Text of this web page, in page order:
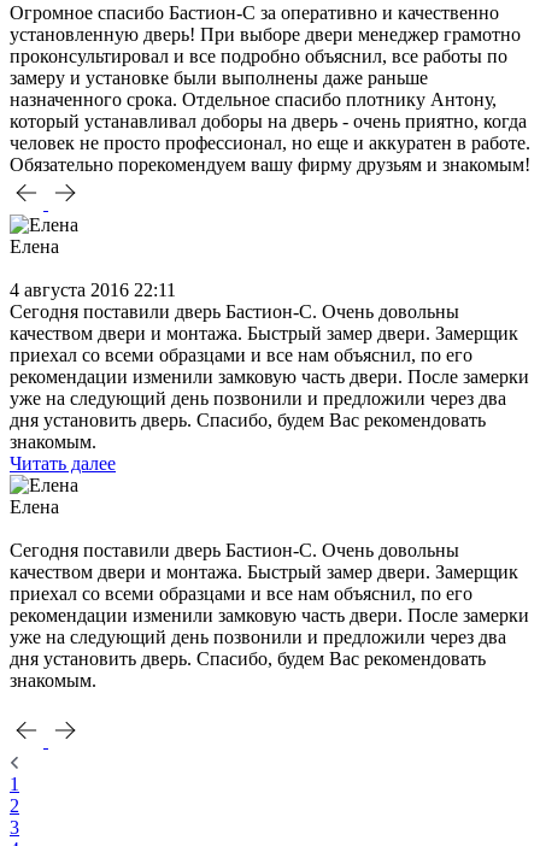
Огромное спасибо Бастион-С за оперативно и качественно
установленную дверь! При выборе двери менеджер грамотно
проконсультировал и все подробно объяснил, все работы по
замеру и установке были выполнены даже раньше
назначенного срока. Отдельное спасибо плотнику Антону,
который устанавливал доборы на дверь - очень приятно, когда
человек не просто профессионал, но еще и аккуратен в работе.
Обязательно порекомендуем вашу фирму друзьям и знакомым!
Елена
4 августа 2016 22:11
Сегодня поставили дверь Бастион-С. Очень довольны
качеством двери и монтажа. Быстрый замер двери. Замерщик
приехал со всеми образцами и все нам объяснил, по его
рекомендации изменили замковую часть двери. После замерки
уже на следующий день позвонили и предложили через два
дня установить дверь. Спасибо, будем Вас рекомендовать
знакомым.
Читать далее
Елена
Сегодня поставили дверь Бастион-С. Очень довольны
качеством двери и монтажа. Быстрый замер двери. Замерщик
приехал со всеми образцами и все нам объяснил, по его
рекомендации изменили замковую часть двери. После замерки
уже на следующий день позвонили и предложили через два
дня установить дверь. Спасибо, будем Вас рекомендовать
знакомым.
1
2
3